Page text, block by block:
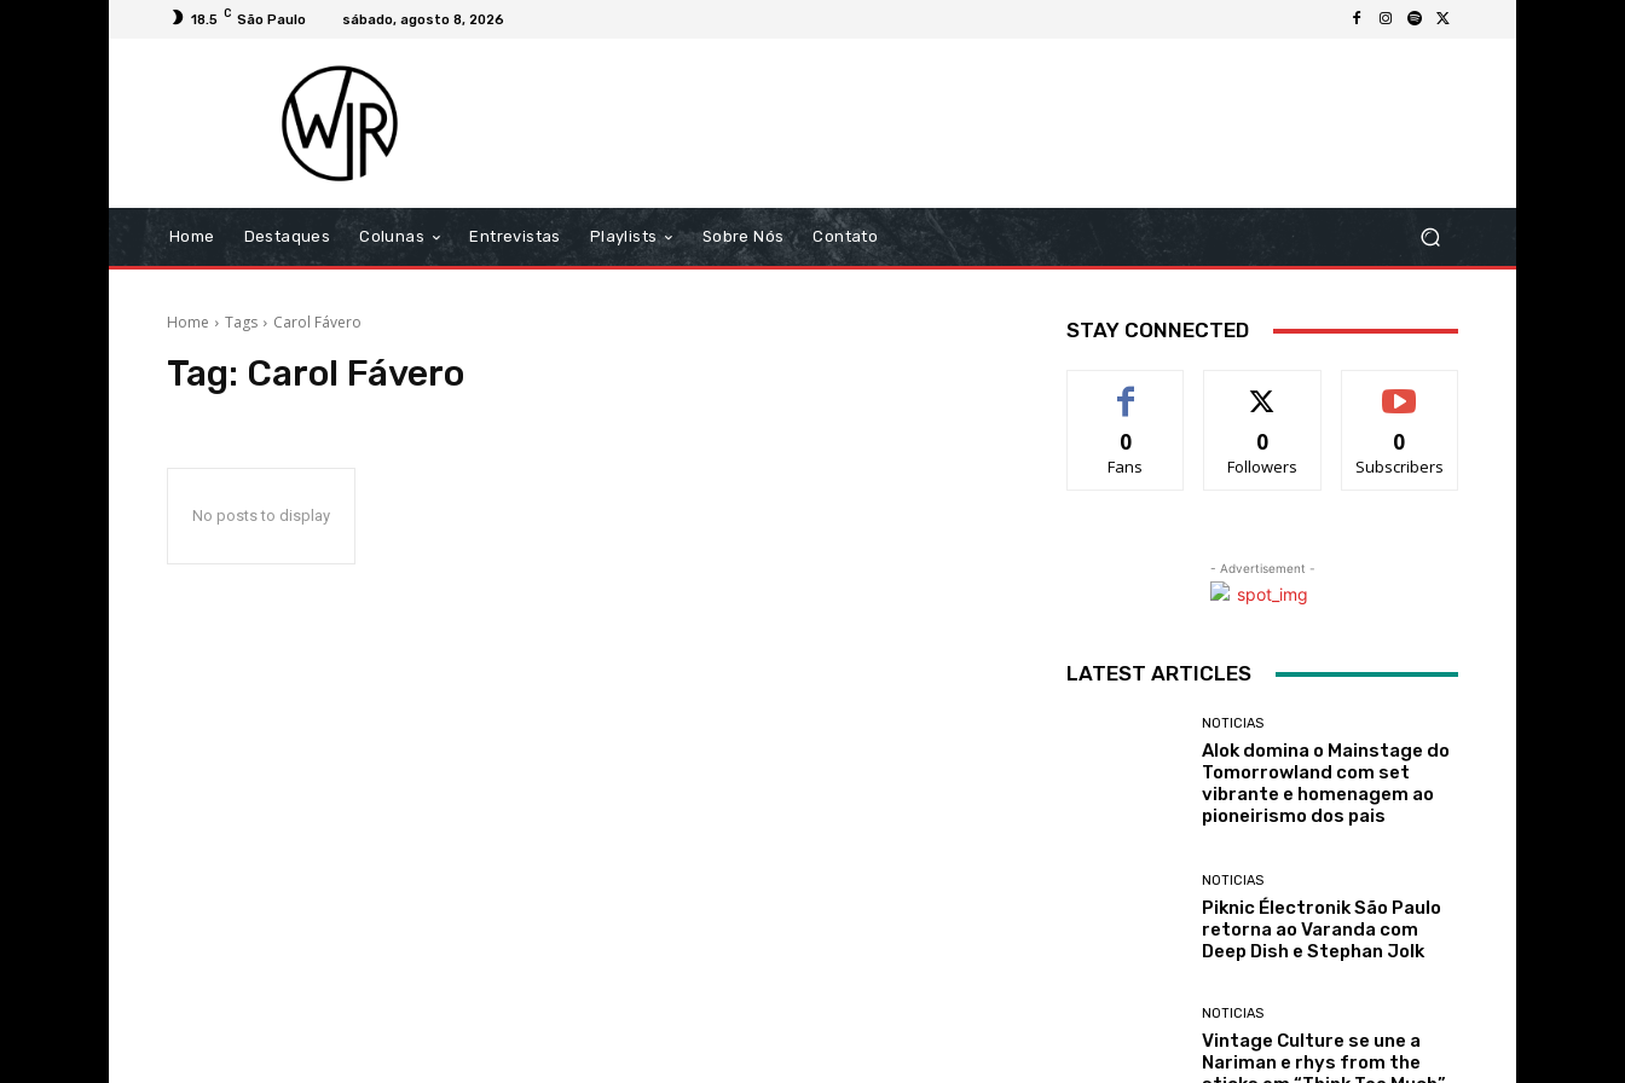
18.5 C São Paulo sábado, agosto 8, 2026
Home Destaques Colunas Entrevistas Playlists Sobre Nós Contato
Home Tags Carol Fávero
Tag: Carol Fávero
No posts to display
STAY CONNECTED
0
Fans
0
Followers
0
Subscribers
- Advertisement -
LATEST ARTICLES
NOTICIAS
Alok domina o Mainstage do
Tomorrowland com set
vibrante e homenagem ao
pioneirismo dos pais
NOTICIAS
Piknic Électronik São Paulo
retorna ao Varanda com
Deep Dish e Stephan Jolk
NOTICIAS
Vintage Culture se une a
Nariman e rhys from the